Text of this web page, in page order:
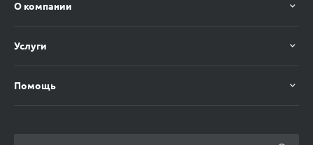
О компании
Услуги
Помощь